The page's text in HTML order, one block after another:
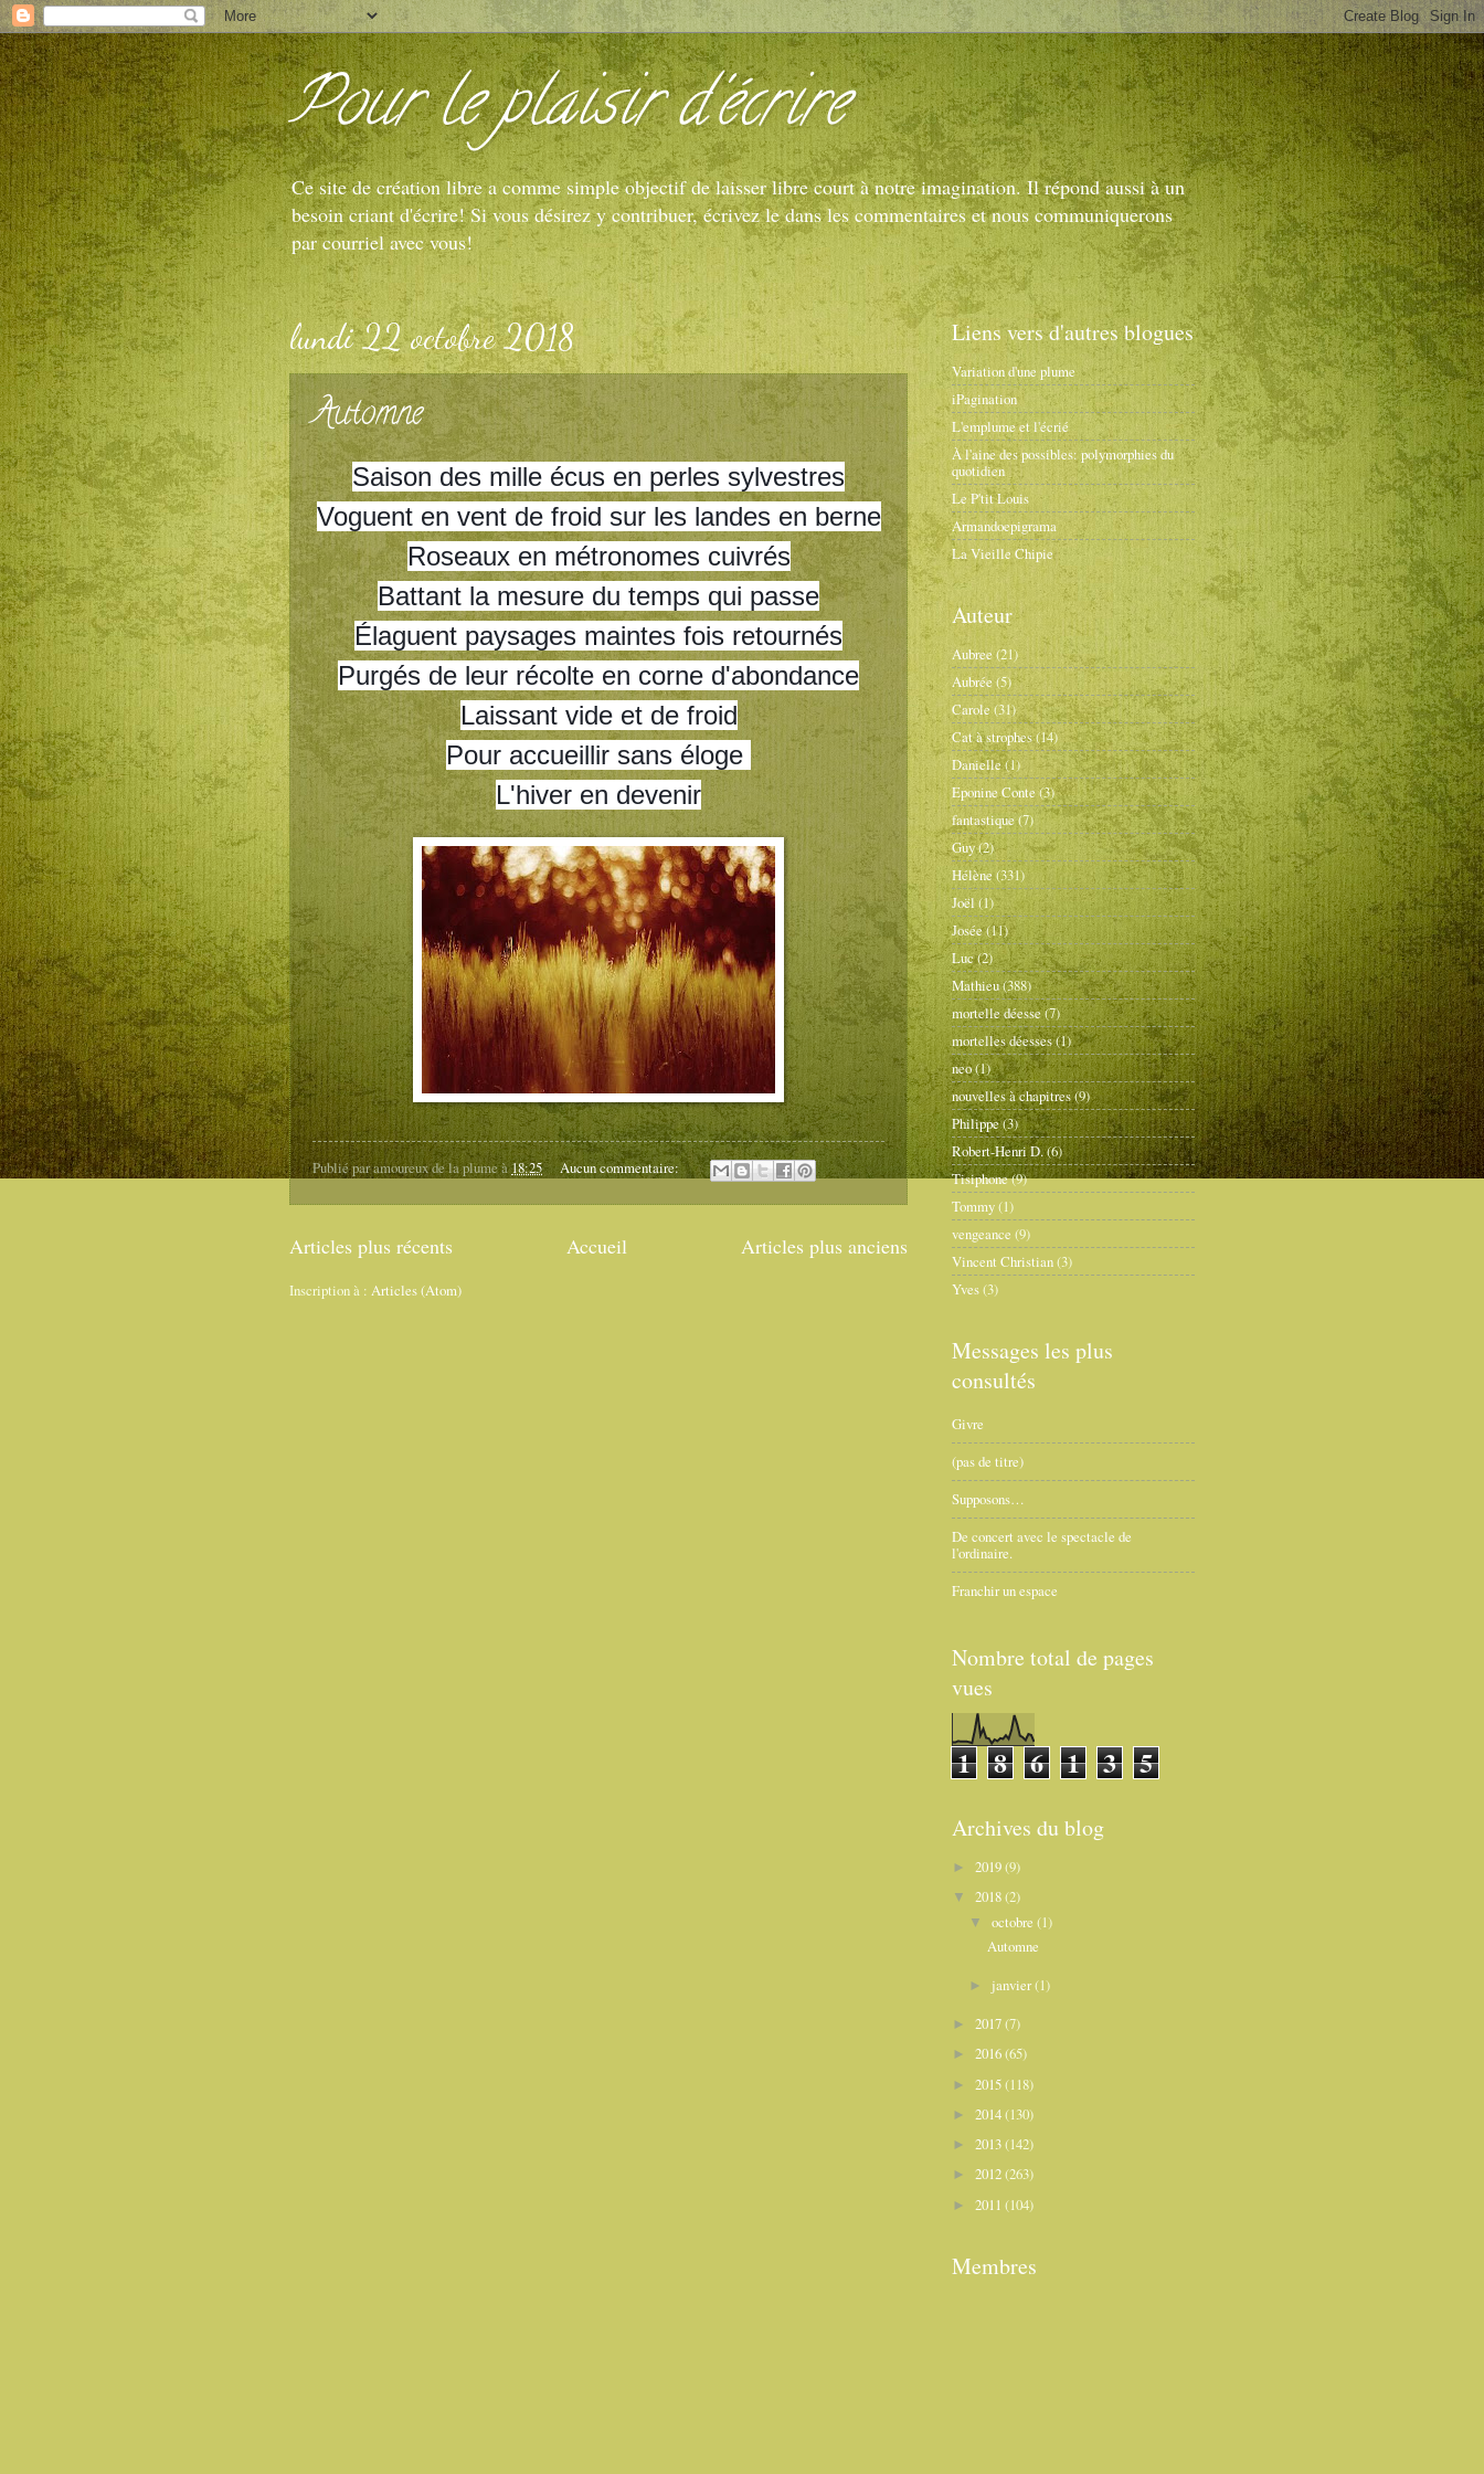
Pour le plaisir d'écrire
Ce site de création libre a comme simple objectif de laisser libre court à notre imagination. Il répond aussi à un
besoin criant d'écrire! Si vous désirez y contribuer, écrivez le dans les commentaires et nous communiquerons
par courriel avec vous!
lundi 22 octobre 2018
Automne
Saison des mille écus en perles sylvestres
Voguent en vent de froid sur les landes en berne
Roseaux en métronomes cuivrés
Battant la mesure du temps qui passe
Élaguent paysages maintes fois retournés
Purgés de leur récolte en corne d'abondance
Laissant vide et de froid
Pour accueillir sans éloge
L'hiver en devenir
Publié paramoureux de la plumeà18:25 Aucun commentaire:
Articles plus récents Articles plus anciens
Accueil
Inscription à : Articles (Atom)
Liens vers d'autres blogues
Variation d'une plume
iPagination
L'emplume et l'écrié
À l'aine des possibles: polymorphies du
quotidien
Le P'tit Louis
Armandoepigrama
La Vieille Chipie
Auteur
Aubree (21)
Aubrée (5)
Carole (31)
Cat à strophes(14)
Danielle(1)
Eponine Conte(3)
fantastique(7)
Guy(2)
Hélène (331)
Joël (1)
Josée(11)
Luc(2)
Mathieu(388)
mortelle déesse(7)
mortelles déesses(1)
neo(1)
nouvelles à chapitres(9)
Philippe(3)
Robert-Henri D. (6)
Tisiphone(9)
Tommy(1)
vengeance (9)
Vincent Christian(3)
Yves(3)
Messages les plus
consultés
Givre
(pas de titre)
Supposons…
De concert avec le spectacle de
l'ordinaire.
Franchir un espace
Nombre total de pages
vues
1 8 6 1 3 5
Archives du blog
► 2019(9)
▼ 2018(2)
▼octobre(1)
Automne
► janvier(1)
► 2017(7)
► 2016(65)
► 2015(118)
► 2014(130)
► 2013(142)
► 2012(263)
► 2011 (104)
Membres